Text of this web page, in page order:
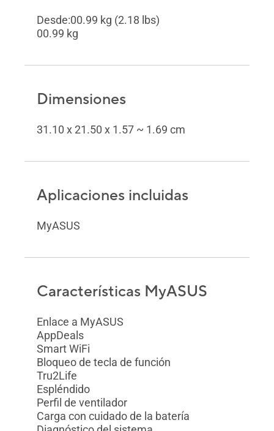
Desde:00.99 kg (2.18 lbs)
00.99 kg
Dimensiones
31.10 x 21.50 x 1.57 ~ 1.69 cm
Aplicaciones incluidas
MyASUS
Características MyASUS
Enlace a MyASUS
AppDeals
Smart WiFi
Bloqueo de tecla de función
Tru2Life
Espléndido
Perfil de ventilador
Carga con cuidado de la batería